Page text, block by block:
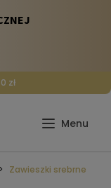
zł
Zawieszki srebrne